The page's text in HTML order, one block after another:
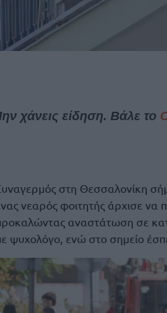
χάνεις είδηση. Βάλε το
στη Θεσσαλονίκη
νεαρός φοιτητής άρχισε να
αναστάτωση σε
ψυχολόγο, ενώ στο σημείο